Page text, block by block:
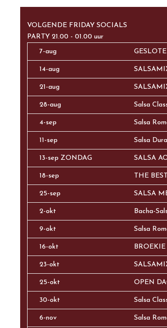
VOLGENDE FRIDAY SOCIALS
PARTY 21.00 - 01.00 uur
7-aug
14-aug
21-aug
28-aug Salsa
4-sep Salsa
11-sep Salsa Dura
13-sep ZONDAG SALSA
18-sep THE
25-sep SALSA
2-okt Bacha-
9-okt Salsa
16-okt BROEKIE
23-okt
25-okt OPEN
30-okt Salsa
6-nov Salsa